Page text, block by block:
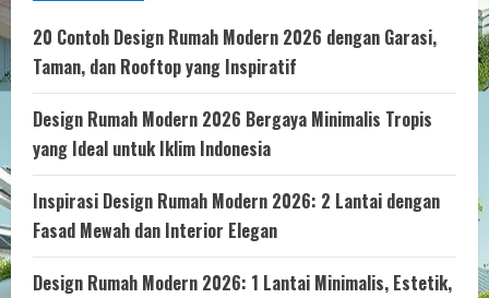
20 Contoh Design Rumah Modern 2026 dengan Garasi,
Taman, dan Rooftop yang Inspiratif
Design Rumah Modern 2026 Bergaya Minimalis Tropis
yang Ideal untuk Iklim Indonesia
Inspirasi Design Rumah Modern 2026: 2 Lantai dengan
Fasad Mewah dan Interior Elegan
Design Rumah Modern 2026: 1 Lantai Minimalis, Estetik,